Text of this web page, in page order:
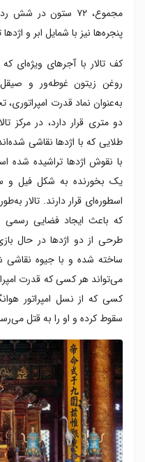
مجموع، ۷۲ ستون
پنجره‌ها نیز با شمایل ابر و
کف تالار با آجرهای
روغن زیتون غوطه‌ور و
به‌عنوان نماد قدرت
دو متری قرار دارد، در
طلایی که با اژدها نقاشی
با نقوش اژدها تراشیده شده
یک بخورنده به شکل فیل و
اسطوره‌ای قرار دارند. تالار
که باعث ایجاد فضایی
طرحی از دو اژدها در حال
ساخته شده و با جیوه نقاشی
می‌تواند هر کسی که قدرت
کسی که از نسل امپراتور
سقوط کرده و او را به قتل